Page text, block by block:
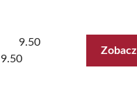
9.50
9.50